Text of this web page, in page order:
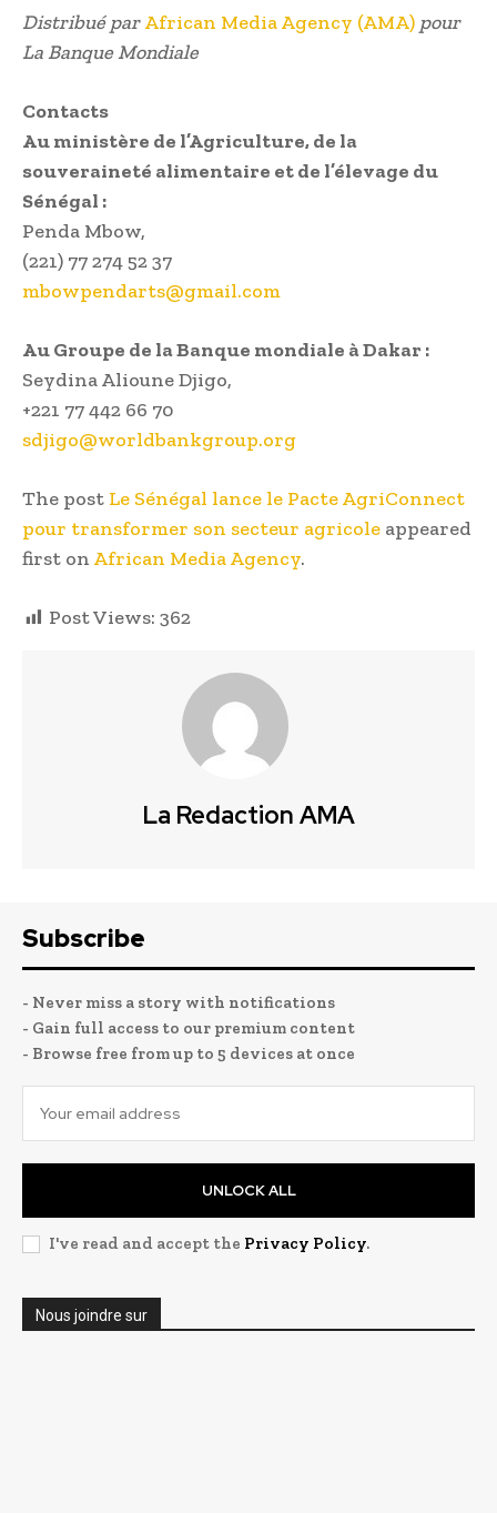
Distribué parAfrican Media Agency (AMA) pour
La Banque Mondiale
Contacts
Au ministère de l’Agriculture, de la
souveraineté alimentaire et de l’élevage du
Sénégal :
Penda Mbow,
(221) 77 274 52 37
mbowpendarts@gmail.com
Au Groupe de la Banque mondiale à Dakar :
Seydina Alioune Djigo,
+221 77 442 66 70
sdjigo@worldbankgroup.org
The post Le Sénégal lance le Pacte AgriConnect
pour transformer son secteur agricole appeared
first on African Media Agency.
Post Views: 362
La Redaction AMA
Subscribe
- Never miss a story with notifications
- Gain full access to our premium content
- Browse free from up to 5 devices at once
UNLOCK ALL
I've read and accept the Privacy Policy.
Nous joindre sur